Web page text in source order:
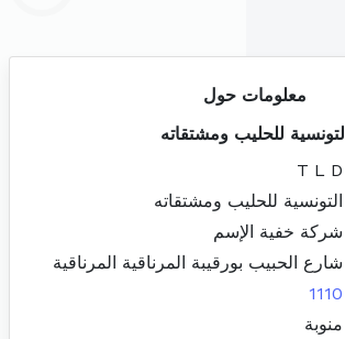
معلومات حول
التونسية للحليب ومشتقاته
T L D
التونسية للحليب ومشتقاته
شركة خفية الإسم
شارع الحبيب بورقيبة المرناقية المرناقية
1110
منوبة